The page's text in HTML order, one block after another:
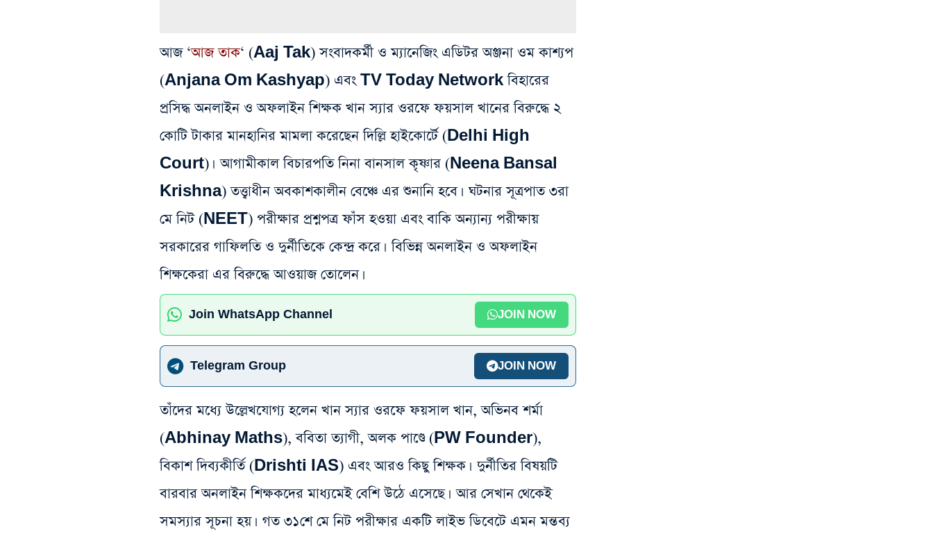
আজ ‘আজ তাক‘ (Aaj Tak) সংবাদকর্মী ও ম্যানেজিং এডিটর অঞ্জনা ওম কাশ্যপ
(Anjana Om Kashyap) এবং TV Today Network বিহারের
প্রসিদ্ধ অনলাইন ও অফলাইন শিক্ষক খান স্যার ওরফে ফয়সাল খানের বিরুদ্ধে ২
কোটি টাকার মানহানির মামলা করেছেন দিল্লি হাইকোর্টে (Delhi High
Court)। আগামীকাল বিচারপতি নিনা বানসাল কৃষ্ণার (Neena Bansal
Krishna) তত্ত্বাধীন অবকাশকালীন বেঞ্চে এর শুনানি হবে। ঘটনার সূত্রপাত ৩রা
মে নিট (NEET) পরীক্ষার প্রশ্নপত্র ফাঁস হওয়া এবং বাকি অন্যান্য পরীক্ষায়
সরকারের গাফিলতি ও দুর্নীতিকে কেন্দ্র করে। বিভিন্ন অনলাইন ও অফলাইন
শিক্ষকেরা এর বিরুদ্ধে আওয়াজ তোলেন।
Join WhatsApp Channel JOIN NOW
Telegram Group JOIN NOW
তাঁদের মধ্যে উল্লেখযোগ্য হলেন খান স্যার ওরফে ফয়সাল খান, অভিনব শর্মা
(Abhinay Maths), ববিতা ত্যাগী, অলক পাণ্ডে (PW Founder),
বিকাশ দিব্যকীর্তি (Drishti IAS) এবং আরও কিছু শিক্ষক। দুর্নীতির বিষয়টি
বারবার অনলাইন শিক্ষকদের মাধ্যমেই বেশি উঠে এসেছে। আর সেখান থেকেই
সমস্যার সূচনা হয়। গত ৩১শে মে নিট পরীক্ষার একটি লাইভ ডিবেটে এমন মন্তব্য